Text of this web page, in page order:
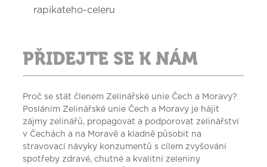
rapikateho-celeru
PŘIDEJTE SE K NÁM
Proč se stát členem Zelinářské unie Čech a Moravy?
Posláním Zelinářské unie Čech a Moravy je hájit
zájmy zelinářů, propagovat a podporovat zelinářství
v Čechách a na Moravě a kladně působit na
stravovací návyky konzumentů s cílem zvyšování
spotřeby zdravé, chutné a kvalitní zeleniny